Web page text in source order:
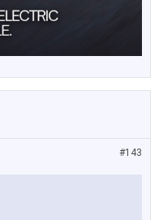
#143